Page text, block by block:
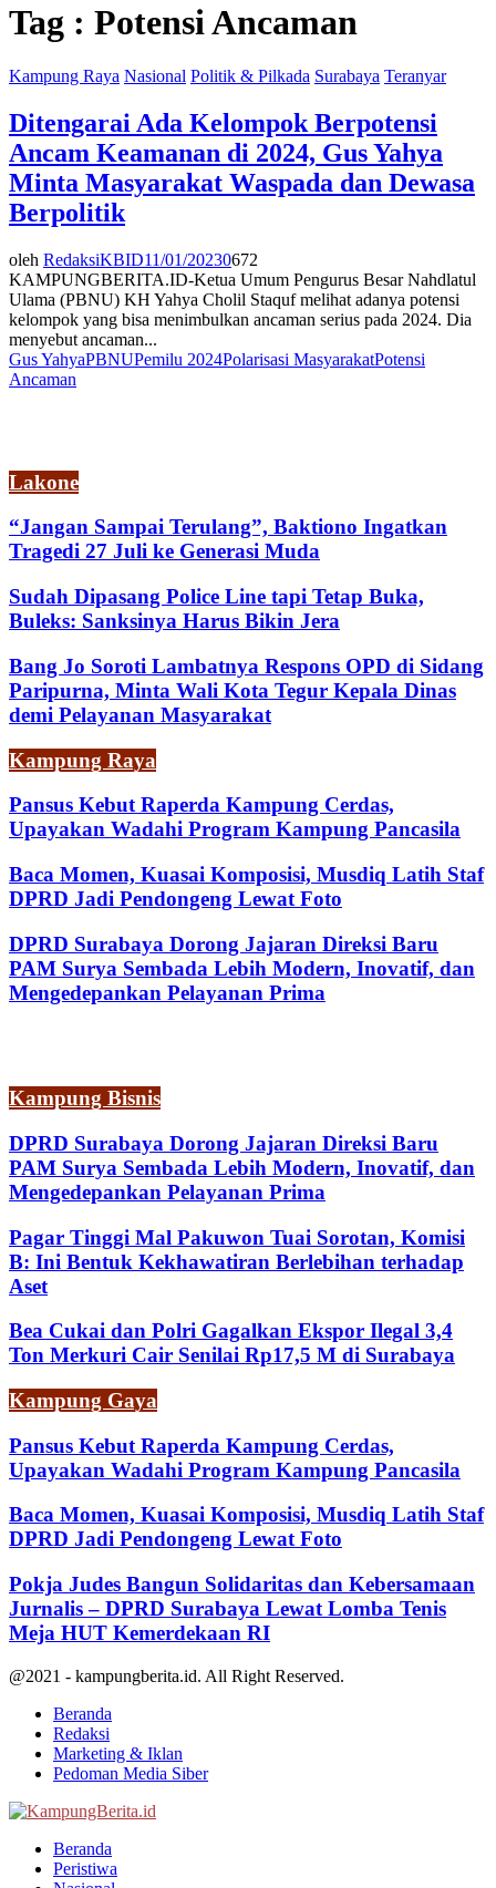
Tag : Potensi Ancaman
Kampung Raya Nasional Politik & Pilkada Surabaya Teranyar
Ditengarai Ada Kelompok Berpotensi
Ancam Keamanan di 2024, Gus Yahya
Minta Masyarakat Waspada dan Dewasa
Berpolitik
oleh RedaksiKBID11/01/20230672
KAMPUNGBERITA.ID-Ketua Umum Pengurus Besar Nahdlatul
Ulama (PBNU) KH Yahya Cholil Staquf melihat adanya potensi
kelompok yang bisa menimbulkan ancaman serius pada 2024. Dia
menyebut ancaman...
Gus YahyaPBNUPemilu 2024Polarisasi MasyarakatPotensi
Ancaman
Lakone
“Jangan Sampai Terulang”, Baktiono Ingatkan
Tragedi 27 Juli ke Generasi Muda
Sudah Dipasang Police Line tapi Tetap Buka,
Buleks: Sanksinya Harus Bikin Jera
Bang Jo Soroti Lambatnya Respons OPD di Sidang
Paripurna, Minta Wali Kota Tegur Kepala Dinas
demi Pelayanan Masyarakat
Kampung Raya
Pansus Kebut Raperda Kampung Cerdas,
Upayakan Wadahi Program Kampung Pancasila
Baca Momen, Kuasai Komposisi, Musdiq Latih Staf
DPRD Jadi Pendongeng Lewat Foto
DPRD Surabaya Dorong Jajaran Direksi Baru
PAM Surya Sembada Lebih Modern, Inovatif, dan
Mengedepankan Pelayanan Prima
Kampung Bisnis
DPRD Surabaya Dorong Jajaran Direksi Baru
PAM Surya Sembada Lebih Modern, Inovatif, dan
Mengedepankan Pelayanan Prima
Pagar Tinggi Mal Pakuwon Tuai Sorotan, Komisi
B: Ini Bentuk Kekhawatiran Berlebihan terhadap
Aset
Bea Cukai dan Polri Gagalkan Ekspor Ilegal 3,4
Ton Merkuri Cair Senilai Rp17,5 M di Surabaya
Kampung Gaya
Pansus Kebut Raperda Kampung Cerdas,
Upayakan Wadahi Program Kampung Pancasila
Baca Momen, Kuasai Komposisi, Musdiq Latih Staf
DPRD Jadi Pendongeng Lewat Foto
Pokja Judes Bangun Solidaritas dan Kebersamaan
Jurnalis – DPRD Surabaya Lewat Lomba Tenis
Meja HUT Kemerdekaan RI
@2021 - kampungberita.id. All Right Reserved.
Beranda
Redaksi
Marketing & Iklan
Pedoman Media Siber
Beranda
Peristiwa